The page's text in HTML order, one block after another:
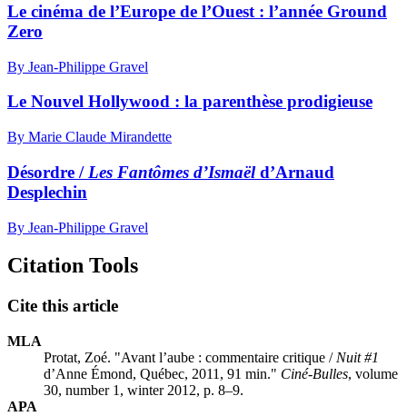
Le cinéma de l’Europe de l’Ouest : l’année Ground
Zero
By Jean-Philippe Gravel
Le Nouvel Hollywood : la parenthèse prodigieuse
By Marie Claude Mirandette
Désordre / Les Fantômes d’Ismaëld’Arnaud
Desplechin
By Jean-Philippe Gravel
Citation Tools
Cite this article
MLA
Protat, Zoé. "Avant l’aube : commentaire critique / Nuit #1
d’Anne Émond, Québec, 2011, 91 min." Ciné-Bulles, volume
30, number 1, winter 2012, p. 8–9.
APA